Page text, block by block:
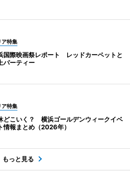
ア特集
国際映画祭レポート レッドカーペットと
パーティー
ア特集
どこいく？ 横浜ゴールデンウィークイベ
情報まとめ（2026年）
もっと見る